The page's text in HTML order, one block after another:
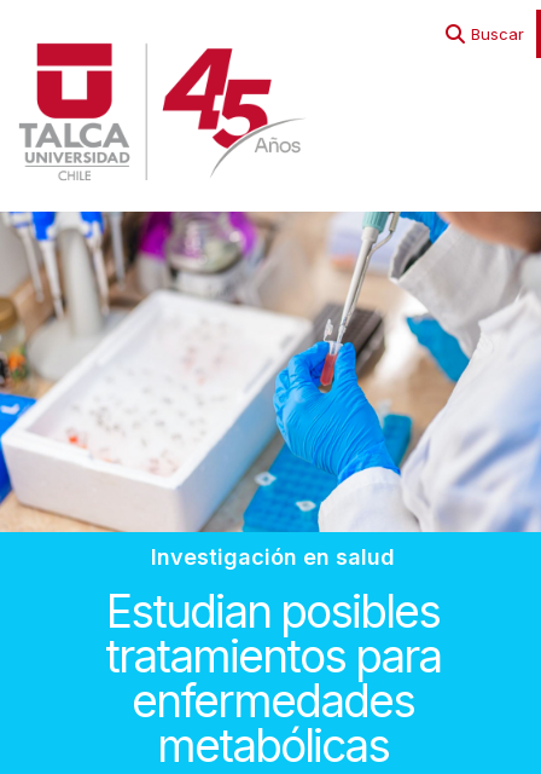
EN ES
Buscar
Investigación en salud
Estudian posibles
tratamientos para
enfermedades
metabólicas